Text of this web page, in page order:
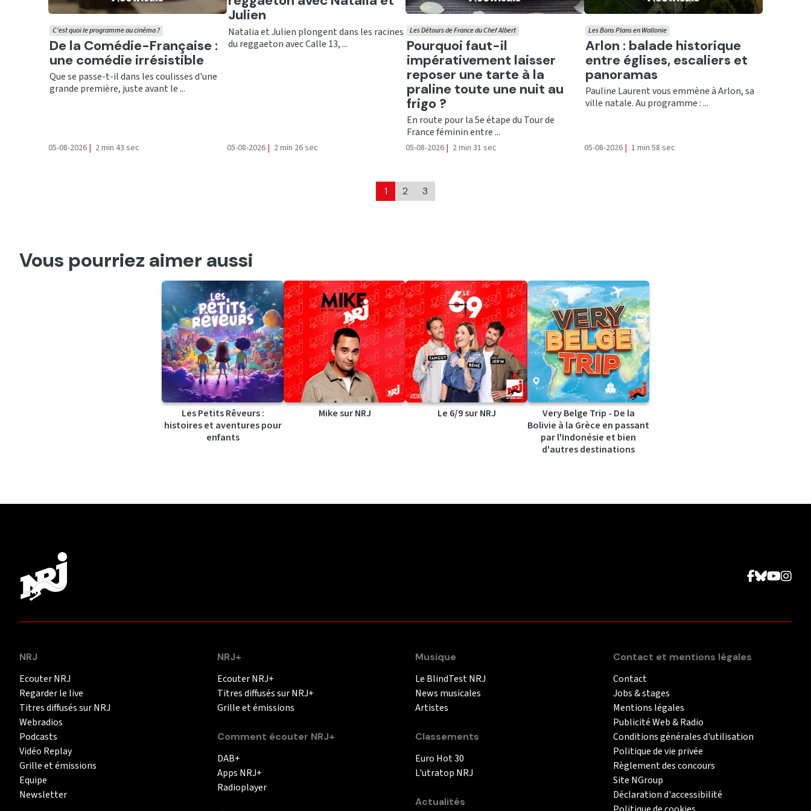
Ecouter
De la Comédie-Française :
une comédie irrésistible
C'est quoi le programme au cinéma ?
Que se passe-t-il dans les coulisses d'une
grande première, juste avant le ...
05-08-2026 | 2 min 43 sec
Julien
Natalia et Julien plongent dans les racines
du reggaeton avec Calle 13, ...
05-08-2026 | 2 min 26 sec
Ecouter
Pourquoi faut-il
impérativement laisser
reposer une tarte à la
praline toute une nuit au
frigo ?
Les Détours de France du Chef Albert
En route pour la 5e étape du Tour de
France féminin entre ...
05-08-2026 | 2 min 31 sec
Ecouter
Arlon : balade historique
entre églises, escaliers et
panoramas
Les Bons Plans en Wallonie
Pauline Laurent vous emmène à Arlon, sa
ville natale. Au programme : ...
05-08-2026 | 1 min 58 sec
1 2 3
Vous pourriez aimer aussi
Les Petits Rêveurs :
histoires et aventures pour
enfants
Mike sur NRJ Le 6/9 sur NRJ
Very Belge Trip - De la
Bolivie à la Grèce en passant
par l'Indonésie et bien
d'autres destinations
NRJ
Ecouter NRJ
Regarder le live
Titres diffusés sur NRJ
Webradios
Podcasts
Vidéo Replay
Grille et émissions
Equipe
Newsletter
NRJ+
Ecouter NRJ+
Titres diffusés sur NRJ+
Grille et émissions
Comment écouter NRJ+
DAB+
Apps NRJ+
Radioplayer
Musique
Le BlindTest NRJ
News musicales
Artistes
Classements
Euro Hot 30
L'utratop NRJ
Actualités
Contact et mentions légales
Contact
Jobs & stages
Mentions légales
Publicité Web & Radio
Conditions générales d'utilisation
Politique de vie privée
Règlement des concours
Site NGroup
Déclaration d'accessibilité